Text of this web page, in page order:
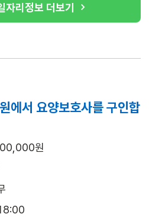
자리정보 더보기
에서 요양보호사를 구인합
원